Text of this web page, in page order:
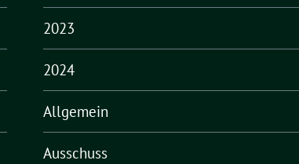
2023
2024
Allgemein
Ausschuss